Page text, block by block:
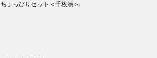
ちょっぴりセット＜千枚漬＞